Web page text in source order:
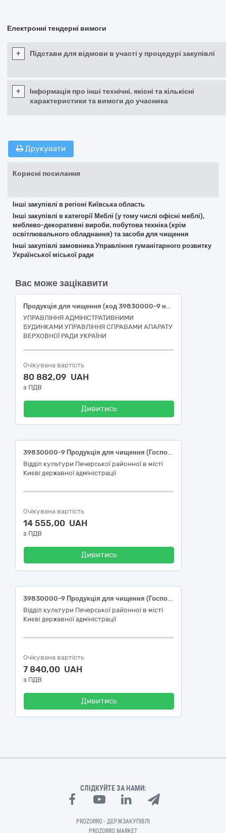
Електронні тендерні вимоги
+ Підстави для відмови в участі у процедурі закупівлі
+
Інформація про інші технічні, якісні та кількісні
характеристики та вимоги до учасника
Друкувати
Корисні посилання
Інші закупівлі в регіоні Київська область
Інші закупівлі в категорії Меблі (у тому числі офісні меблі),
меблево-декоративні вироби, побутова техніка (крім
освітлювального обладнання) та засоби для чищення
Інші закупівлі замовника Управління гуманітарного розвитку
Української міської ради
Вас може зацікавити
Продукція для чищення (код 39830000-9 національного класифікатора України ДК 021:2015 «Єдиний закупівельний словник»)
УПРАВЛІННЯ АДМІНІСТРАТИВНИМИ
БУДИНКАМИ УПРАВЛІННЯ СПРАВАМИ АПАРАТУ
ВЕРХОВНОЇ РАДИ УКРАЇНИ
Очікувана вартість
80 882,09 UAH
з ПДВ
Дивитись
39830000-9 Продукція для чищення (Господарчі товари для Централізованої бухгалтерії Відділу культури Печерської районної в місті Києві державної адміністрації)
Відділ культури Печерської районної в місті
Києві державної адміністрації
Очікувана вартість
14 555,00 UAH
з ПДВ
Дивитись
39830000-9 Продукція для чищення (Господарчі товари для Відділу культури Печерської районної в місті Києві державної адміністрації)
Відділ культури Печерської районної в місті
Києві державної адміністрації
Очікувана вартість
7 840,00 UAH
з ПДВ
Дивитись
СЛІДКУЙТЕ ЗА НАМИ:
PROZORRO - ДЕРЖЗАКУПІВЛІ
PROZORRO MARKET